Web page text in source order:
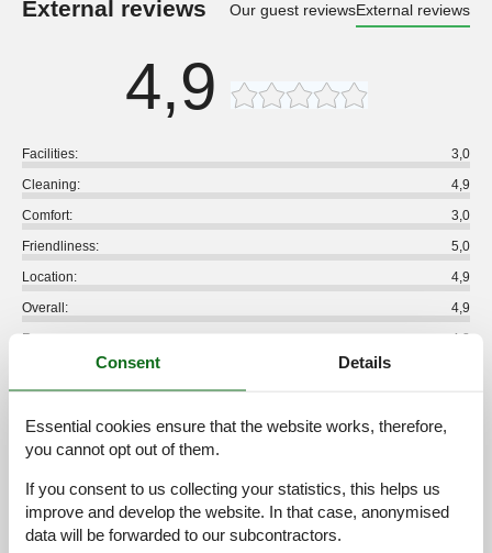
External reviews Our guest reviewsExternal reviews
4,9
Facilities:
3,0
Cleaning:
4,9
Comfort:
3,0
Friendliness:
5,0
Location:
4,9
Overall:
4,9
Room:
4,8
Services on site:
24 external reviews
4,8 februar 2026
Cleaning: 5 Location: 4 Overall:
Room:
5 Services on site: 5 Value for money:
Consent Details
Essential cookies ensure that the website works, therefore,
you cannot opt out of them.
If you consent to us collecting your statistics, this helps us
improve and develop the website. In that case, anonymised
data will be forwarded to our subcontractors.